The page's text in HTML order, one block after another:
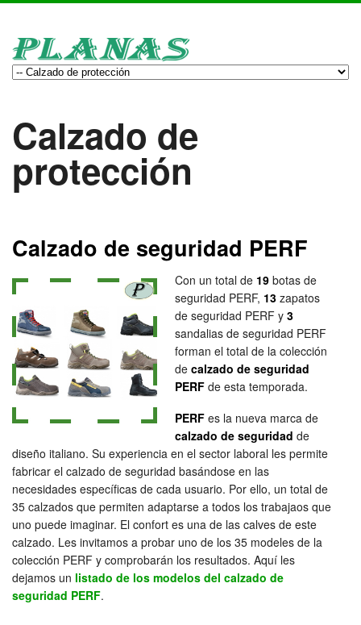
Calzado de
protección
Calzado de seguridad PERF
Con un total de 19 botas de
seguridad PERF, 13 zapatos
de seguridad PERF y 3
sandalias de seguridad PERF
forman el total de la colección
de calzado de seguridad
PERF de esta temporada.
PERF es la nueva marca de
calzado de seguridad de
diseño italiano. Su experiencia en el sector laboral les permite
fabricar el calzado de seguridad basándose en las
necesidades específicas de cada usuario. Por ello, un total de
35 calzados que permiten adaptarse a todos los trabajaos que
uno puede imaginar. El confort es una de las calves de este
calzado. Les invitamos a probar uno de los 35 modeles de la
colección PERF y comprobarán los resultados. Aquí les
dejamos un listado de los modelos del calzado de
seguridad PERF.